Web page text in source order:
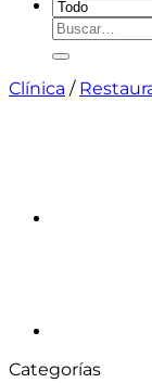
Buscar
por:
Clínica /
Categorías